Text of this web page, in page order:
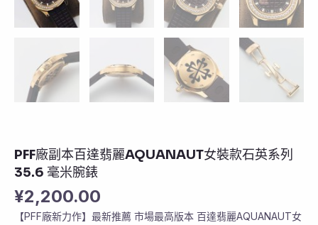
PFF廠副本百達翡麗AQUANAUT女裝款石英系列
35.6 毫米腕錶
¥2,200.00
【PFF廠新力作】最新推薦 市場最高版本 百達翡麗AQUANAUT女